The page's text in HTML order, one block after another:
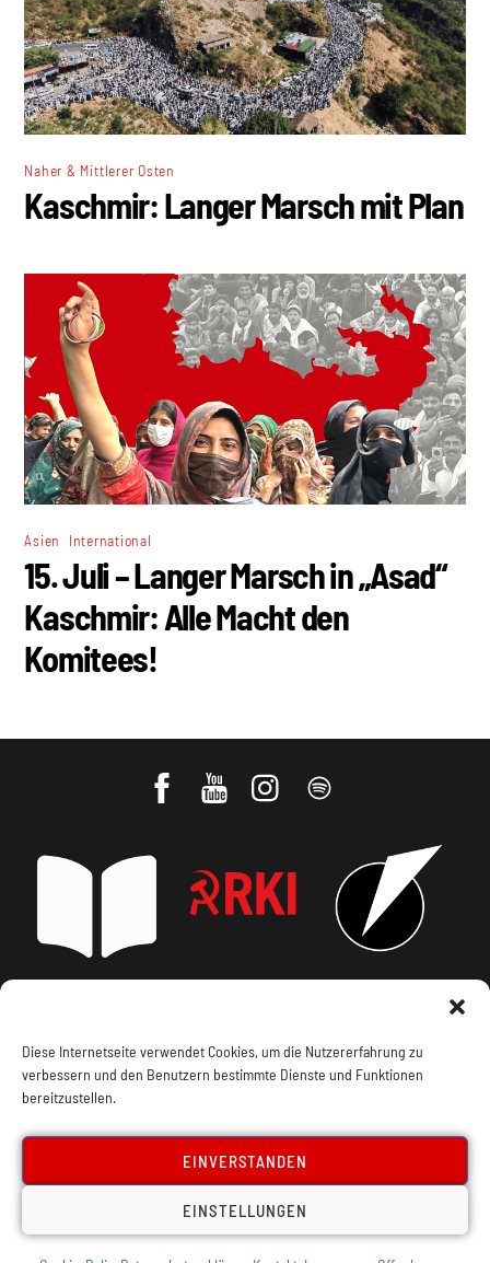
Diese Internetseite verwendet Cookies, um die Nutzererfahrung zu
verbessern und den Benutzern bestimmte Dienste und Funktionen
bereitzustellen.
EINVERSTANDEN
EINSTELLUNGEN
Naher & Mittlerer Osten
Kaschmir: Langer Marsch mit Plan
Asien International
15. Juli – Langer Marsch in „Asad“
Kaschmir: Alle Macht den
Komitees!
Datenschutz Kontakt